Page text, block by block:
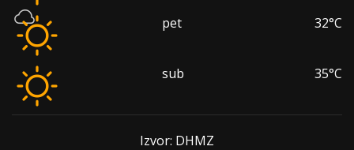
pet 32°C
sub 35°C
Izvor: DHMZ